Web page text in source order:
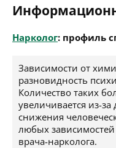
Нарколог: профиль
Зависимости от
разновидность
Количество таких
увеличивается из-за
снижения
любых
врача-нарколога.